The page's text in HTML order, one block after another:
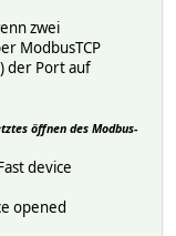
zwei
ModbusTCP
der Port auf
öffnen des Modbus-
device
opened